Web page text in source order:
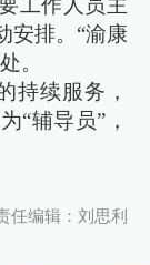
安排。“渝康
。
持续服务，
“辅导员”，
任编辑：刘思利